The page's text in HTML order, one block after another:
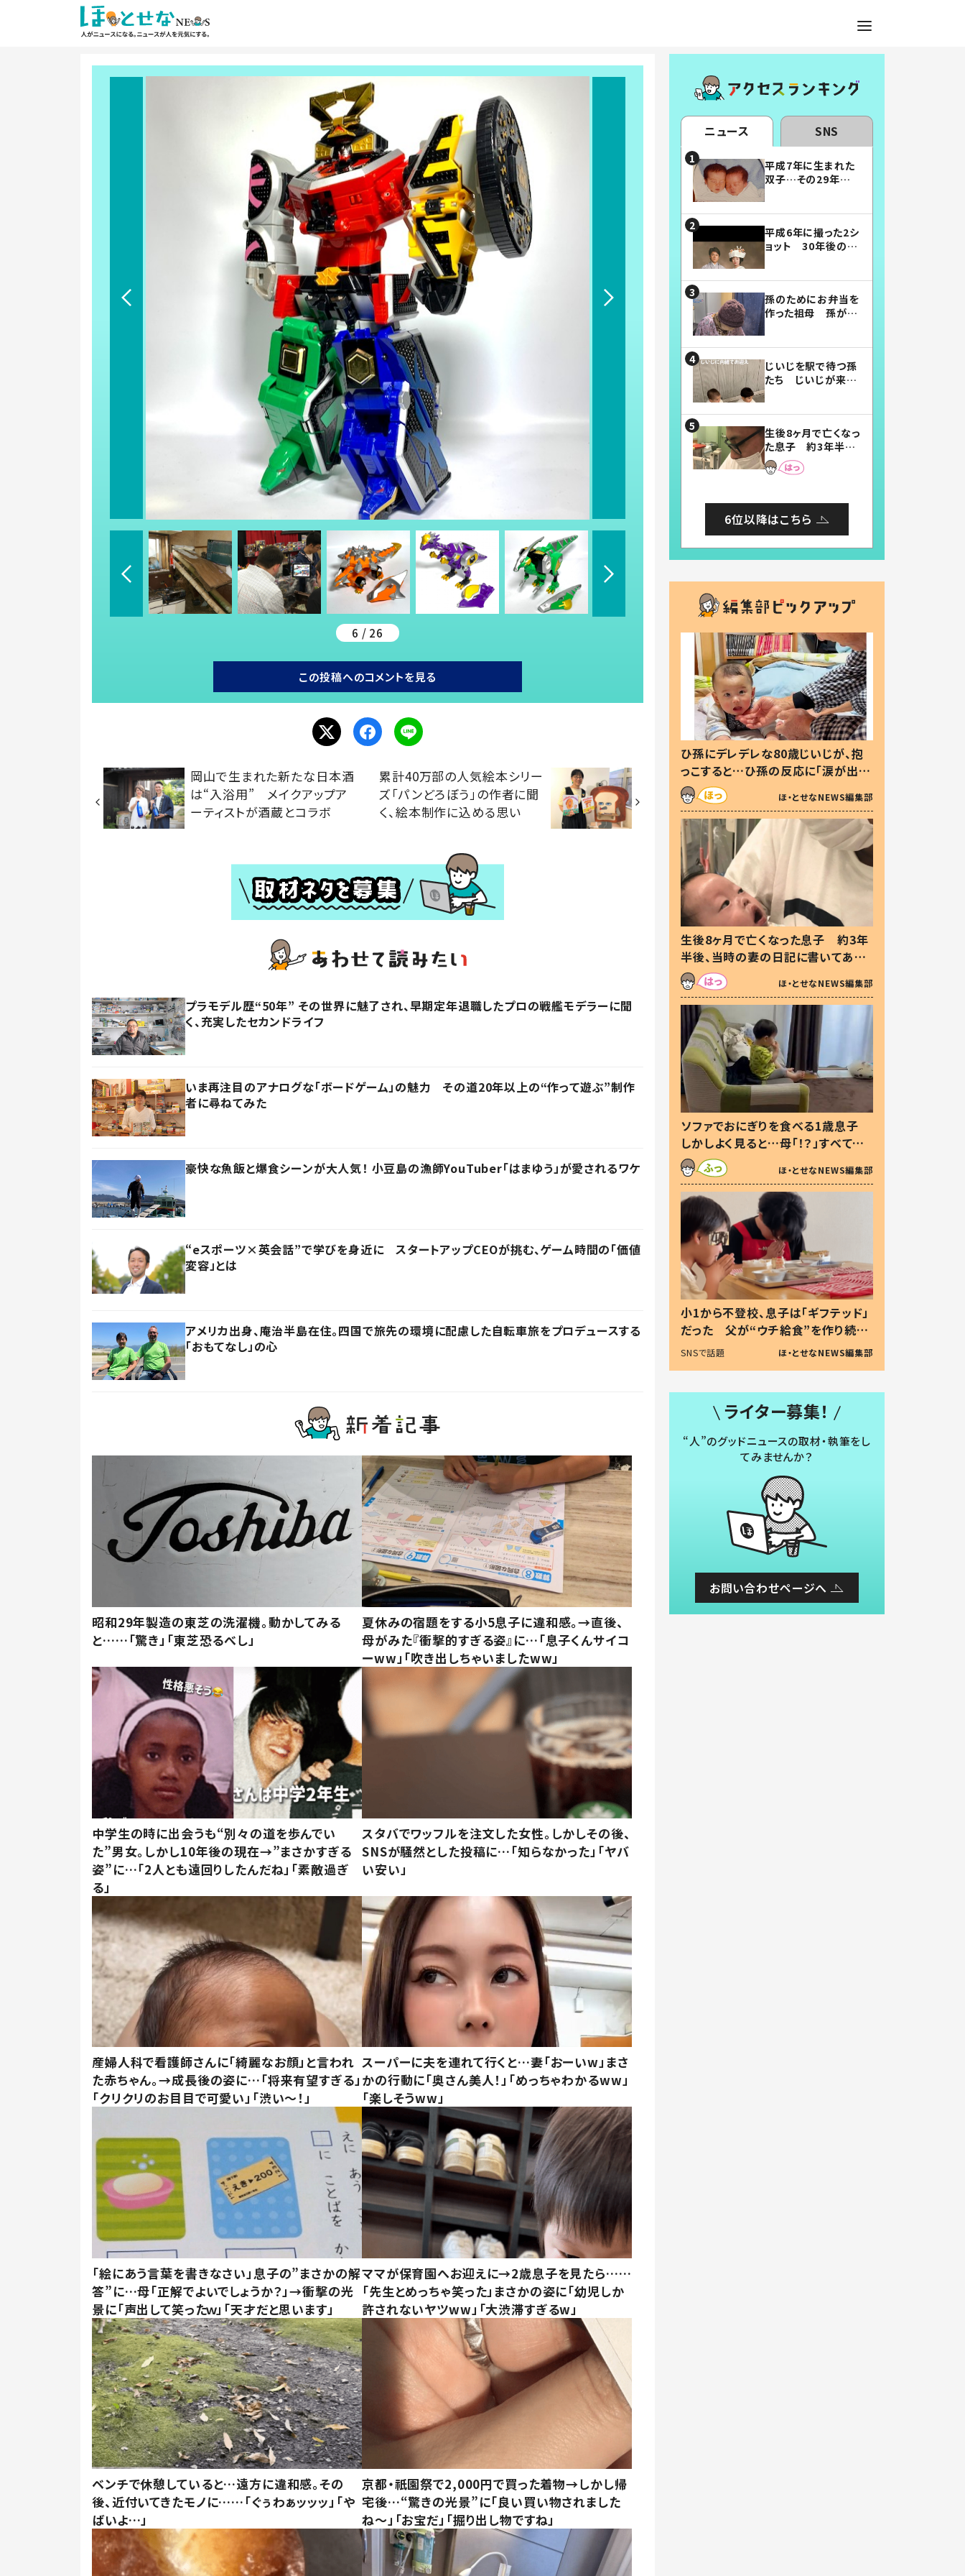
6 / 26
この投稿へのコメントを見る
岡山で生まれた新たな日本酒
は“入浴用” メイクアップア
ーティストが酒蔵とコラボ
累計40万部の人気絵本シリー
ズ「パンどろぼう」の作者に聞
く、絵本制作に込める思い
プラモデル歴“50年” その世界に魅了され、早期定年退職したプロの戦艦モデラーに聞
く、充実したセカンドライフ
いま再注目のアナログな「ボードゲーム」の魅力 その道20年以上の“作って遊ぶ”制作
者に尋ねてみた
豪快な魚飯と爆食シーンが大人気！ 小豆島の漁師YouTuber「はまゆう」が愛されるワケ
“eスポーツ×英会話”で学びを身近に スタートアップCEOが挑む、ゲーム時間の「価値
変容」とは
アメリカ出身、庵治半島在住。四国で旅先の環境に配慮した自転車旅をプロデュースする
「おもてなし」の心
昭和29年製造の東芝の洗濯機。動かしてみる
と……「驚き」「東芝恐るべし」
夏休みの宿題をする小5息子に違和感。→直後、
母がみた『衝撃的すぎる姿』に…「息子くんサイコ
ーww」「吹き出しちゃいましたww」
中学生の時に出会うも“別々の道を歩んでい
た”男女。しかし10年後の現在→”まさかすぎる
姿”に…「2人とも遠回りしたんだね」「素敵過ぎ
る」
スタバでワッフルを注文した女性。しかしその後、
SNSが騒然とした投稿に…「知らなかった」「ヤバ
い安い」
産婦人科で看護師さんに「綺麗なお顔」と言われ
た赤ちゃん。→成長後の姿に…「将来有望すぎる」
「クリクリのお目目で可愛い」「渋い～！」
スーパーに夫を連れて行くと…妻「おーいw」まさ
かの行動に「奥さん美人！」「めっちゃわかるww」
「楽しそうww」
「絵にあう言葉を書きなさい」息子の”まさかの解
答”に…母「正解でよいでしょうか？」→衝撃の光
景に「声出して笑ったｗ」「天才だと思います」
ママが保育園へお迎えに→2歳息子を見たら……
「先生とめっちゃ笑った」まさかの姿に「幼児しか
許されないヤツww」「大渋滞すぎるw」
ベンチで休憩していると…遠方に違和感。その
後、近付いてきたモノに……「ぐぅわぁッッッ」「や
ばいよ…」
京都・祇園祭で2,000円で買った着物→しかし帰
宅後…“驚きの光景”に「良い買い物されました
ね～」「お宝だ」「掘り出し物ですね」
ニュース SNS
平成7年に生まれた
双子…その29年後
平成6年に撮った2シ
ョット 30年後の姿
孫のためにお弁当を
作った祖母 孫が絶
じいじを駅で待つ孫
たち じいじが来た
まらない」「幸せにな
れる」
生後8ヶ月で亡くなっ
た息子 約3年半
後、当時の妻の日記
に書いてあった本音
6位以降はこちら
ひ孫にデレデレな80歳じいじが、抱
っこすると…ひ孫の反応に「涙が出ま
した」「可愛くて仕方ない」
ほ・とせなNEWS編集部
生後8ヶ月で亡くなった息子 約3年
半後、当時の妻の日記に書いてあっ
た本音とは
ほ・とせなNEWS編集部
ソファでおにぎりを食べる1歳息子
しかしよく見ると…母「！？」すべてを
察した母の投稿に「可愛いから許
す！」「現行犯〜」
ほ・とせなNEWS編集部
小1から不登校、息子は「ギフテッド」
だった 父が“ウチ給食”を作り続け
る理由とは #令和の親 #令和の子
SNSで話題 ほ・とせなNEWS編集部
ライター募集！
“人”のグッドニュースの取材・執筆をし
てみませんか？
お問い合わせページへ